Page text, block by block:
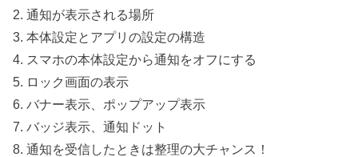
2. 通知が表示される場所
3. 本体設定とアプリの設定の構造
4. スマホの本体設定から通知をオフにする
5. ロック画面の表示
6. バナー表示、ポップアップ表示
7. バッジ表示、通知ドット
8. 通知を受信したときは整理の大チャンス！